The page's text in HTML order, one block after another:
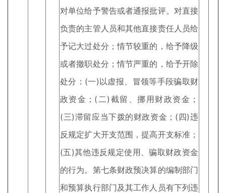
对单位给予警告或者通报批评。对直接
负责的主管人员和其他直接责任人员给
予记大过处分；情节较重的，给予降级
或者撤职处分；情节严重的，给予开除
处分：(一)以虚报、冒领等手段骗取财
政资金；(二)截留、挪用财政资金；
(三)滞留应当下拨的财政资金；(四)违
反规定扩大开支范围，提高开支标准；
(五)其他违反规定使用、骗取财政资金
的行为。第七条财政预决算的编制部门
和预算执行部门及其工作人员有下列违